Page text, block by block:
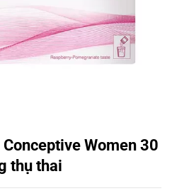
Women 30
thụ thai